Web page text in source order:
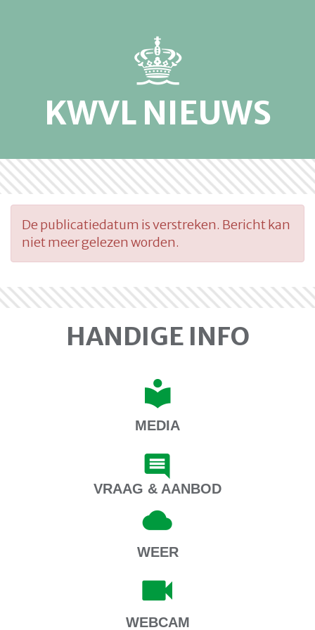
KWVL NIEUWS
De publicatiedatum is verstreken. Bericht kan
niet meer gelezen worden.
HANDIGE INFO
MEDIA
VRAAG & AANBOD
WEER
WEBCAM